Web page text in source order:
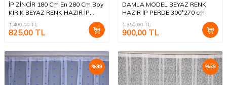
İP ZİNCİR 180 Cm En 280 Cm Boy
KIRIK BEYAZ RENK HAZIR İP
1.400,00TL
825,00 TL
DAMLA MODEL BEYAZ RENK
HAZIR İP PERDE 300*270 cm
1.350,00TL
900,00 TL
%39 %39